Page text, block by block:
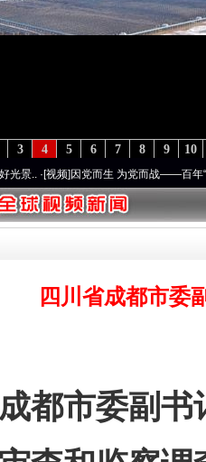
10
9
8
7
6
5
4
3
]因党而生 为党而战——百年“纪”事⑧加
四川省成都市委
市委副书